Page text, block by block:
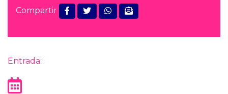
Compartir
Entrada: